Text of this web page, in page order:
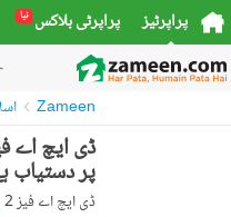
پراپرٹیز پراپرٹی بلاکس نیا
Zameen
پر دستیاب
ڈی ایچ اے فیز 2 - سیکٹر بی، ڈی ایچ اے ڈیفینس فیز 2، ڈی ایچ اے ڈیفینس، اسلام آباد، اسلام آباد کیپیٹل